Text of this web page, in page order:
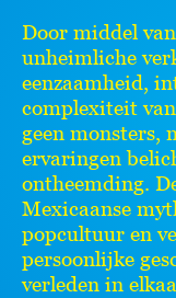
Door middel
unheimliche
eenzaamheid,
complexiteit
geen monsters,
ervaringen
ontheemding.
Mexicaanse
popcultuur en
persoonlijke
verleden in